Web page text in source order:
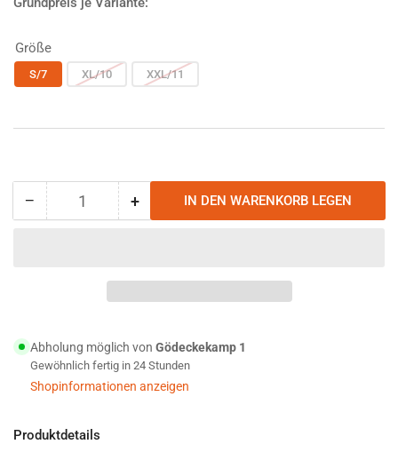
Größe
S/7 XL/10 XXL/11
− Menge
PointGuard
Schnittschutz
&amp;
Stichschutz
Handschuh
Anzahl +Menge
PointGuard
Ultra
Schnittschutz
&amp;
Stichschutz
Handschuh
IN DEN WARENKORB LEGEN
Abholung möglich von Gödeckekamp 1
Gewöhnlich fertig in 24 Stunden
Shopinformationen anzeigen
Produktdetails